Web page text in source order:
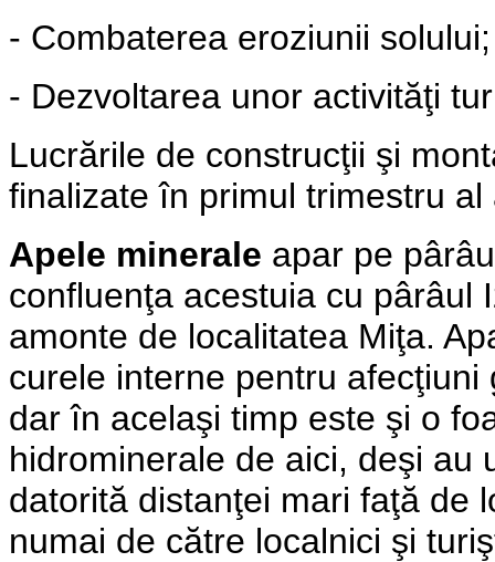
- Combaterea eroziunii solului;
- Dezvoltarea unor activităţi
Lucrările de construcţii şi
finalizate în primul trimestru al
Apele minerale apar pe
confluenţa acestuia cu pârâul
amonte de localitatea Miţa.
curele interne pentru
dar în acelaşi timp este şi o
hidrominerale de aici, deşi au
datorită distanţei mari faţă de
numai de către localnici şi